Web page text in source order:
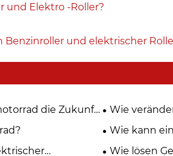
und Elektro -Roller?
Benzinroller und elektrischer
die Zukunft
Wie
Wie kann
städtische
Wie lösen